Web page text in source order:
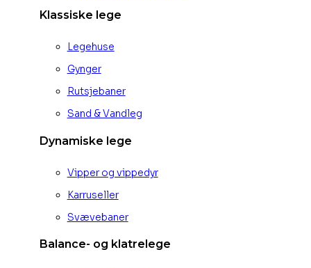
Klassiske lege
Legehuse
Gynger
Rutsjebaner
Sand & Vandleg
Dynamiske lege
Vipper og vippedyr
Karruseller
Svævebaner
Balance- og klatrelege